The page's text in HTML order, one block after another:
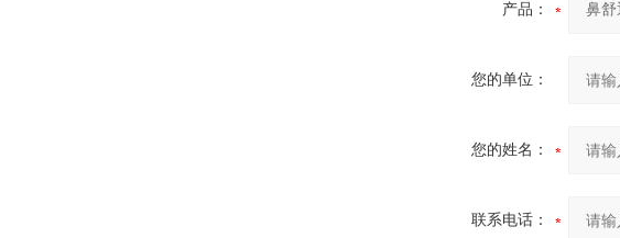
产品：
您的单位：
您的姓名：
联系电话：